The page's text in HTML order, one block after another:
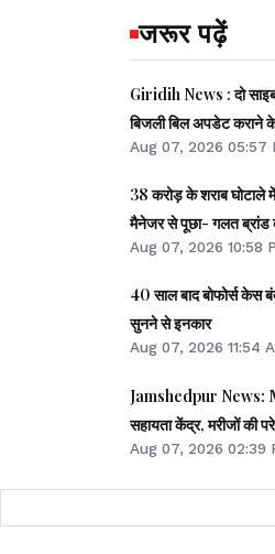
जरूर पढ़ें
Giridih News : दो
बिजली बिल अपडेट कराने
Aug 07, 2026 05:57
38 करोड़ के शराब
मैनेजर से पूछा- गलत ब्रांड
Aug 07, 2026 10:58
40 साल बाद बोफोर्स केस
सुनने से इनकार
Aug 07, 2026 11:54
Jamshedpur News:
सहायता केंद्र, मरीजों की
समाधान
Aug 07, 2026 02:39